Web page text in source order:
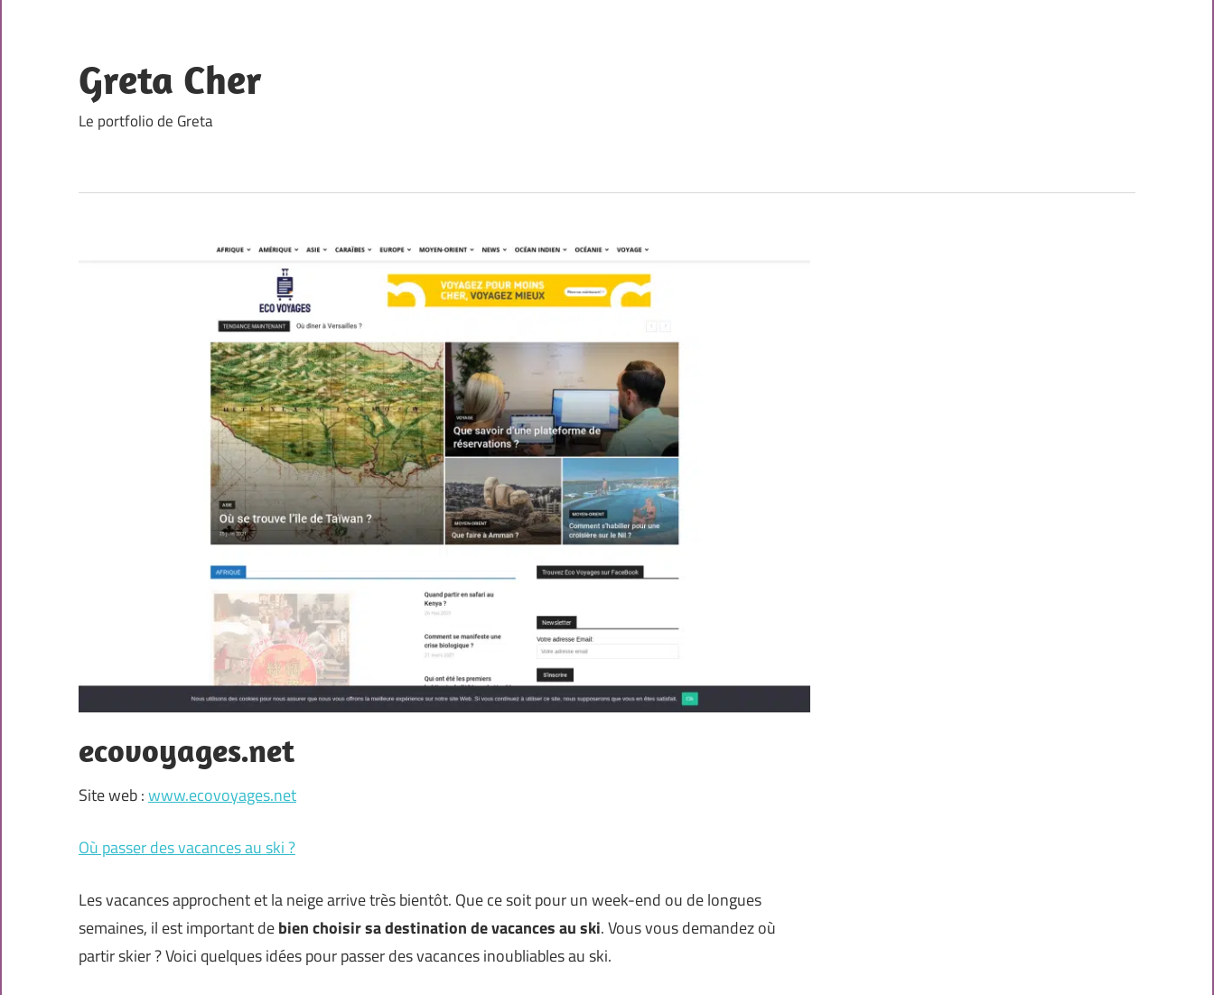
content
Greta Cher
Le portfolio de Greta
ecovoyages.net
Site web :www.ecovoyages.net
Où passer des vacances au ski ?
Les vacances approchent et la neige arrive très bientôt. Que ce soit pour un week-end ou de longues
semaines, il est important debien choisir sa destination de vacances au ski. Vous vous demandez où
partir skier ? Voici quelques idées pour passer des vacances inoubliables au ski.